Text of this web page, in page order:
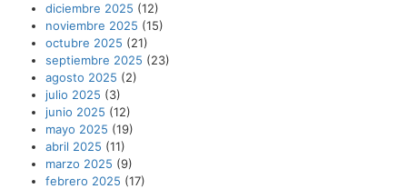
diciembre 2025 (12)
noviembre 2025 (15)
octubre 2025 (21)
septiembre 2025 (23)
agosto 2025 (2)
julio 2025 (3)
junio 2025 (12)
mayo 2025 (19)
abril 2025 (11)
marzo 2025 (9)
febrero 2025 (17)